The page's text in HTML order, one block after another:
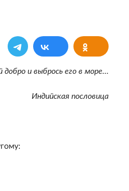
добро и выбрось его в море…
Индийская пословица